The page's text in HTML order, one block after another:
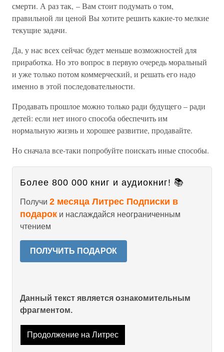
смерти. А раз так, – Вам стоит подумать о том,
правильной ли ценой Вы хотите решить какие-то мелкие
текущие задачи.
Да, у нас всех сейчас будет меньше возможностей для
приработка. Но это вопрос в первую очередь моральный
и уже только потом коммерческий, и решать его надо
именно в этой последовательности.
Продавать прошлое можно только ради будущего – ради
детей: если нет иного способа обеспечить им
нормальную жизнь и хорошее развитие, продавайте.
Но сначала все-таки попробуйте поискать иные способы.
Более 800 000 книг и аудиокниг! 📚
Получи 2 месяца Литрес Подписки в
подарок и наслаждайся неограниченным
чтением
ПОЛУЧИТЬ ПОДАРОК
Данный текст является ознакомительным
фрагментом.
Продолжение на Литрес